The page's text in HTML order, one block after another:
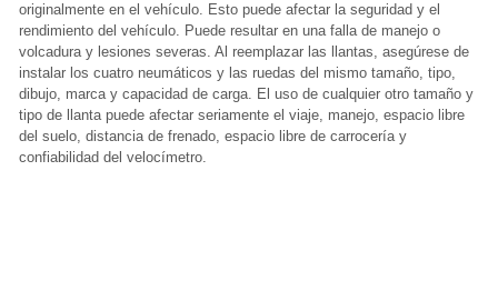
originalmente en el vehículo. Esto puede afectar la seguridad y el
rendimiento del vehículo. Puede resultar en una falla de manejo o
volcadura y lesiones severas. Al reemplazar las llantas, asegúrese de
instalar los cuatro neumáticos y las ruedas del mismo tamaño, tipo,
dibujo, marca y capacidad de carga. El uso de cualquier otro tamaño y
tipo de llanta puede afectar seriamente el viaje, manejo, espacio libre
del suelo, distancia de frenado, espacio libre de carrocería y
confiabilidad del velocímetro.